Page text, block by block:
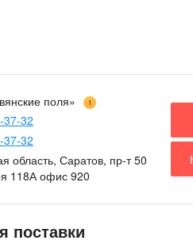
поля» 1
37-32
37-32
область, Саратов, пр-т 50
118А офис 920
поставки